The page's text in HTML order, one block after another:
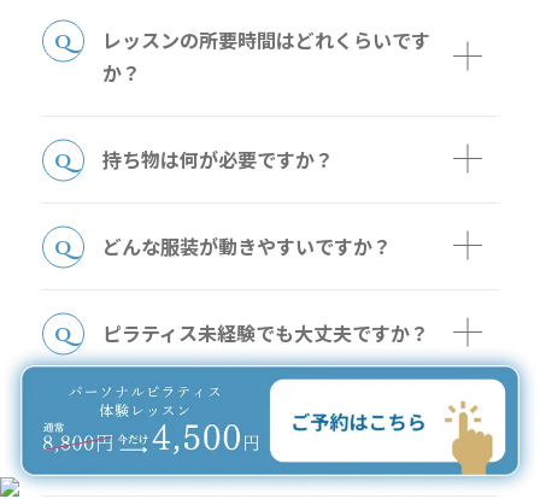
レッスンの所要時間はどれくらいです
か？
持ち物は何が必要ですか？
どんな服装が動きやすいですか？
ピラティス未経験でも大丈夫ですか？
レッスンは何分前に行けば良いです
か？